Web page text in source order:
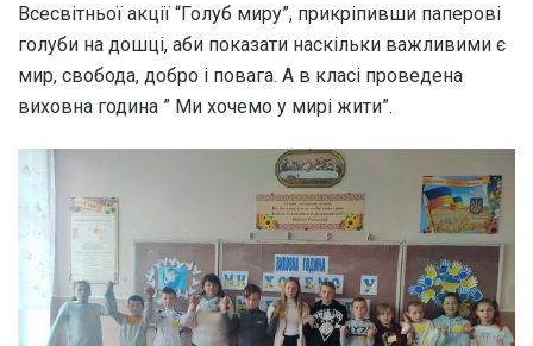
Всесвітньої акції “Голуб миру”, прикріпивши паперові
голуби на дошці, аби показати наскільки важливими є
мир, свобода, добро і повага. А в класі проведена
виховна година ” Ми хочемо у мирі жити”.